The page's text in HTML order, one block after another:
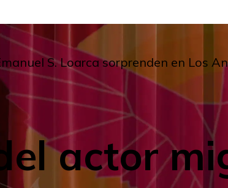
S. Loarca sorprenden en Los
actor